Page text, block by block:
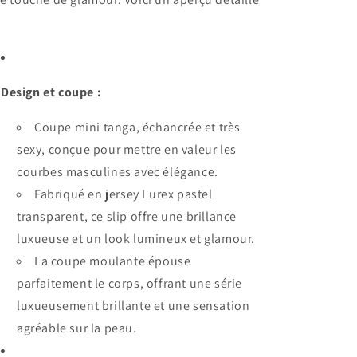
Design et coupe :
Coupe mini tanga, échancrée et très
sexy, conçue pour mettre en valeur les
courbes masculines avec élégance.
Fabriqué en jersey Lurex pastel
transparent, ce slip offre une brillance
luxueuse et un look lumineux et glamour.
La coupe moulante épouse
parfaitement le corps, offrant une série
luxueusement brillante et une sensation
agréable sur la peau.